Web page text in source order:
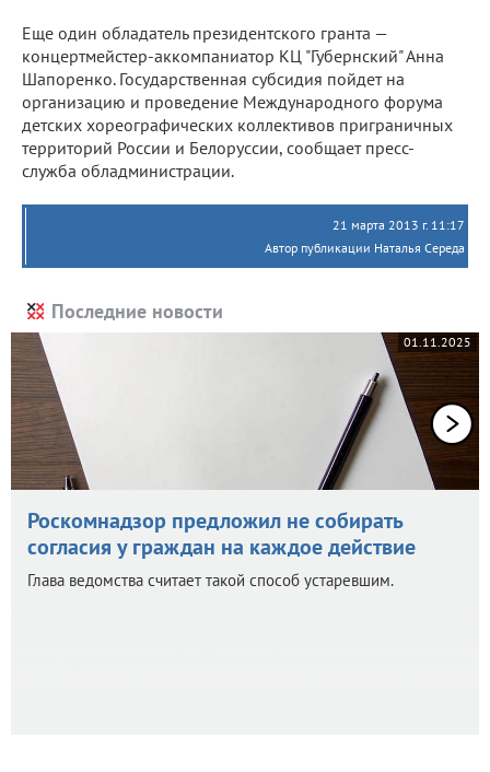
Еще один обладатель президентского гранта —
концертмейстер-аккомпаниатор КЦ "Губернский" Анна
Шапоренко. Государственная субсидия пойдет на
организацию и проведение Международного форума
детских хореографических коллективов приграничных
территорий России и Белоруссии, сообщает пресс-
служба обладминистрации.
21 марта 2013 г. 11:17
Автор публикации Наталья Середа
Последние новости
01.11.2025
Роскомнадзор предложил не собирать
согласия у граждан на каждое действие
Глава ведомства считает такой способ устаревшим.